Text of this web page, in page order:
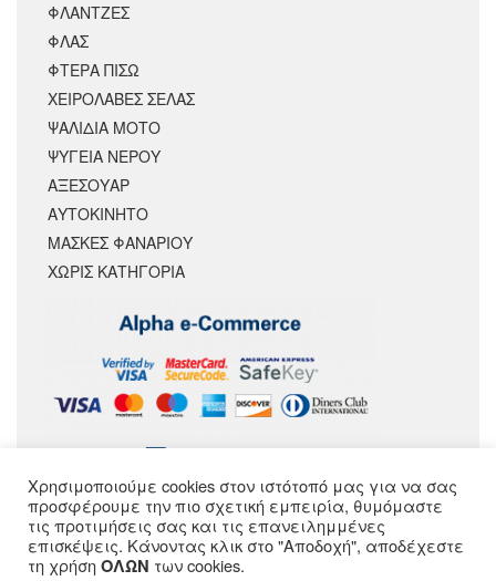
ΦΛΑΝΤΖΕΣ
ΦΛΑΣ
ΦΤΕΡΑ ΠΙΣΩ
ΧΕΙΡΟΛΑΒΕΣ ΣΕΛΑΣ
ΨΑΛΙΔΙΑ ΜΟΤΟ
ΨΥΓΕΙΑ ΝΕΡΟΥ
ΑΞΕΣΟΥΆΡ
ΑΥΤΟΚΙΝΗΤΟ
ΜΑΣΚΕΣ ΦΑΝΑΡΙΟΥ
ΧΩΡΊΣ ΚΑΤΗΓΟΡΊΑ
ΑΚΟΛΟΥΘΗΣΕ ΜΑΣ
Χρησιμοποιούμε cookies στον ιστότοπό μας για να σας
προσφέρουμε την πιο σχετική εμπειρία, θυμόμαστε
τις προτιμήσεις σας και τις επανειλημμένες
επισκέψεις. Κάνοντας κλικ στο "Αποδοχή", αποδέχεστε
τη χρήσηΟΛΩΝ των cookies.